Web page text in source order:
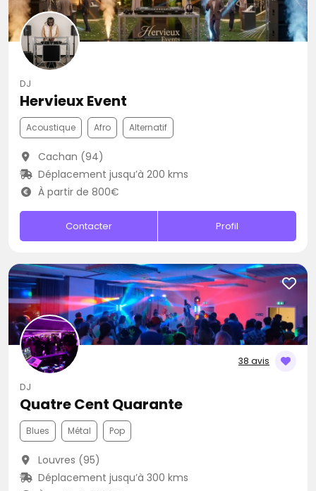
DJ
Hervieux Event
Acoustique Afro Alternatif
Cachan (94)
Déplacement jusqu’à 200 kms
À partir de 800€
Contacter Profil
38 avis
DJ
Quatre Cent Quarante
Blues Métal Pop
Louvres (95)
Déplacement jusqu’à 300 kms